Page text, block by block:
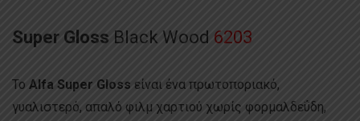
Super Gloss Black Wood 6203
Το Alfa Super Gloss είναι ένα πρωτοποριακό,
γυαλιστερό, απαλό φιλμ χαρτιού χωρίς φορμαλδεΰδη,